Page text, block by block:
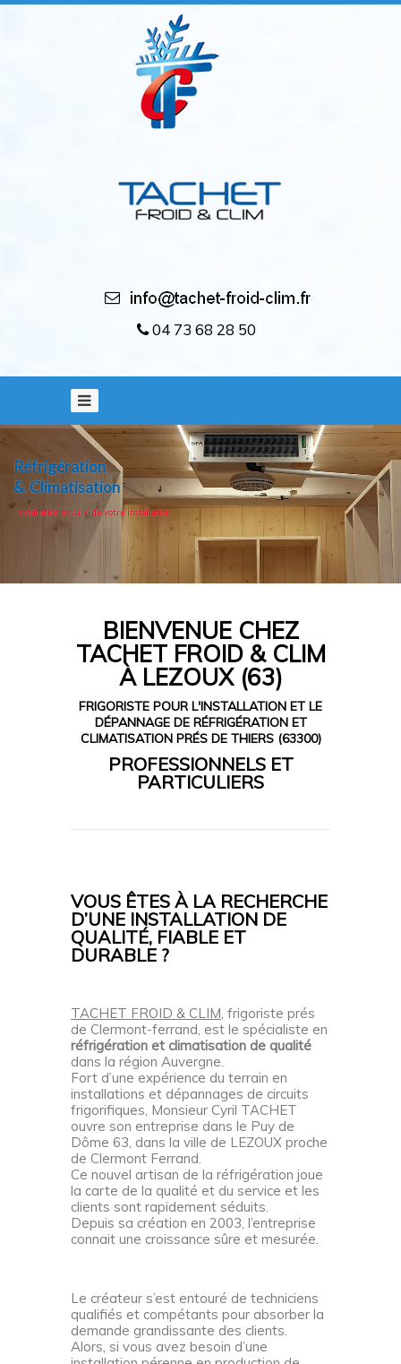
04 73 68 28 50
Réfrigération
& Climatisation
Installation et suivi de votre installation
BIENVENUE CHEZ
TACHET FROID & CLIM
À LEZOUX (63)
FRIGORISTE POUR L'INSTALLATION ET LE
DÉPANNAGE DE RÉFRIGÉRATION ET
CLIMATISATION PRÉS DE THIERS (63300)
PROFESSIONNELS ET
PARTICULIERS
VOUS ÊTES À LA RECHERCHE
D’UNE INSTALLATION DE
QUALITÉ, FIABLE ET
DURABLE ?
TACHET FROID & CLIM, frigoriste prés
de Clermont-ferrand, est le spécialiste en
réfrigération et climatisation de qualité
dans la région Auvergne.
Fort d’une expérience du terrain en
installations et dépannages de circuits
frigorifiques, Monsieur Cyril TACHET
ouvre son entreprise dans le Puy de
Dôme 63, dans la ville de LEZOUX proche
de Clermont Ferrand.
Ce nouvel artisan de la réfrigération joue
la carte de la qualité et du service et les
clients sont rapidement séduits.
Depuis sa création en 2003, l’entreprise
connait une croissance sûre et mesurée.
Le créateur s’est entouré de techniciens
qualifiés et compétants pour absorber la
demande grandissante des clients.
Alors, si vous avez besoin d’une